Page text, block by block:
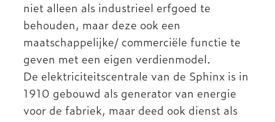
niet alleen als industrieel erfgoed te
behouden, maar deze ook een
maatschappelijke/ commerciële functie te
geven met een eigen verdienmodel.
De elektriciteitscentrale van de Sphinx is in
1910 gebouwd als generator van energie
voor de fabriek, maar deed ook dienst als